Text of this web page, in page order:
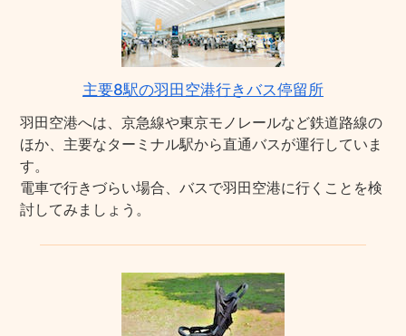
主要8駅の羽田空港行きバス停留所
羽田空港へは、京急線や東京モノレールなど鉄道路線の
ほか、主要なターミナル駅から直通バスが運行していま
す。
電車で行きづらい場合、バスで羽田空港に行くことを検
討してみましょう。